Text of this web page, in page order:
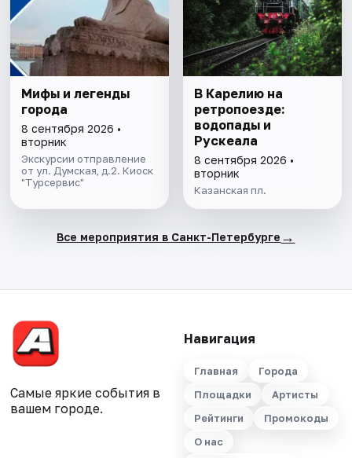
Мифы и легенды
города
8 сентября 2026 •
вторник
Экскурсии отправление
от ул. Думская, д.2. Киоск
"Турсервис"
В Карелию на
ретропоезде:
водопады и
Рускеала
8 сентября 2026 •
вторник
Казанская пл.
Все мероприятия в Санкт-Петербурге →
Самые яркие события в
вашем городе.
Навигация
Главная
Города
Площадки
Артисты
Рейтинги
Промокоды
О нас